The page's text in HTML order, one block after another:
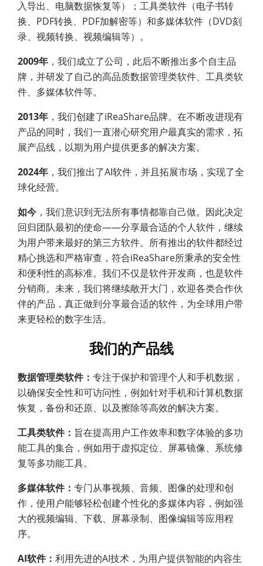
入导出、电脑数据恢复等）；工具类软件（电子书转
换、PDF转换、PDF加解密等）和多媒体软件（DVD刻
录、视频转换、视频编辑等）。
2009年 ，我们成立了公司，此后不断推出多个自主品
牌，并研发了自己的高品质数据管理类软件、工具类软
件、多媒体软件等。
2013年 ，我们创建了iReaShare品牌。在不断改进现有
产品的同时，我们一直潜心研究用户最真实的需求，拓
展产品线，以期为用户提供更多的解决方案。
2024年 ，我们推出了AI软件，并且拓展市场，实现了全
球化经营。
如今 ，我们意识到无法所有事情都靠自己做。因此决定
回归团队最初的使命——分享最合适的个人软件，继续
为用户带来最好的第三方软件。所有推出的软件都经过
精心挑选和严格审查，符合iReaShare所秉承的安全性
和便利性的高标准。我们不仅是软件开发商，也是软件
分销商。未来，我们将继续敞开大门，欢迎各类合作伙
伴的产品，真正做到分享最合适的软件，为全球用户带
来更轻松的数字生活。
我们的产品线
数据管理类软件： 专注于保护和管理个人和手机数据，
以确保安全性和可访问性，例如针对手机和计算机数据
恢复，备份和还原、以及擦除等高效的解决方案。
工具类软件： 旨在提高用户工作效率和数字体验的多功
能工具的集合，例如用于虚拟定位、屏幕镜像、系统修
复等多功能工具。
多媒体软件： 专门从事视频、音频、图像的处理和创
作，使用户能够轻松创建个性化的多媒体内容，例如强
大的视频编辑、下载、屏幕录制、图像编辑等应用程
序。
AI软件： 利用先进的AI技术，为用户提供智能的内容生